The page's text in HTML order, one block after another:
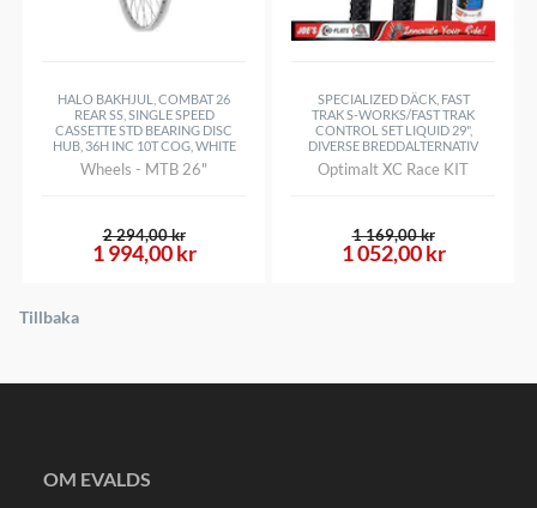
HALO BAKHJUL, COMBAT 26
REAR SS, SINGLE SPEED
CASSETTE STD BEARING DISC
HUB, 36H INC 10T COG, WHITE
Wheels - MTB 26"
1 994,00 kr
2 294,00 kr
SPECIALIZED DÄCK, FAST
TRAK S-WORKS/FAST TRAK
CONTROL SET LIQUID 29",
DIVERSE BREDDALTERNATIV
Optimalt XC Race KIT
1 052,00 kr
1 169,00 kr
Tillbaka
OM EVALDS